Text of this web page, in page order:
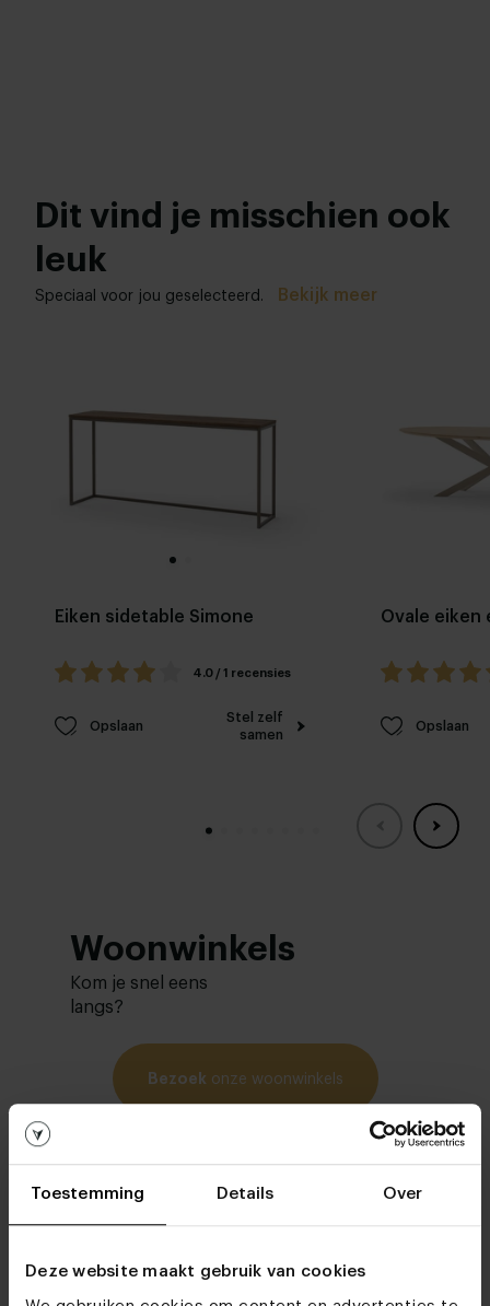
Toestemming Details Over
Deze website maakt gebruik van cookies
Dit vind je misschien ook
leuk
Speciaal voor jou geselecteerd. Bekijk meer
Eiken sidetable Simone
4.0 / 1 recensies
Opslaan
Stel zelf
samen
Ovale eiken
Opslaan
Woonwinkels
Kom je snel eens
langs?
Bezoek onze woonwinkels